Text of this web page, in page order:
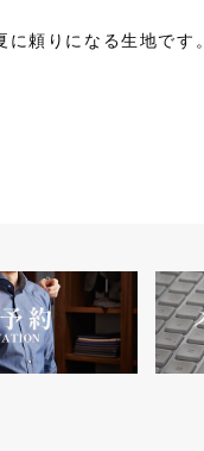
頼りになる生地です。